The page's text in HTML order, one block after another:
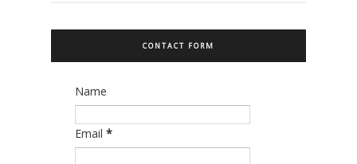
CONTACT FORM
Name
Email *